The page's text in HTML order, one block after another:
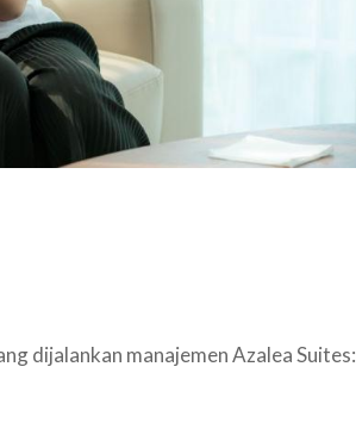
dijalankan manajemen Azalea Suites: